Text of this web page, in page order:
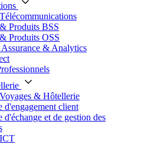
Produits BSS
Produits OSS
& Analytics
& Hôtellerie
d'engagement client
d'échange et de gestion des